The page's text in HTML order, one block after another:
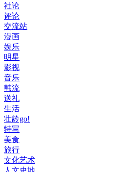
社论
评论
交流站
漫画
娱乐
明星
影视
音乐
韩流
送礼
生活
壮龄go!
特写
美食
旅行
文化艺术
人文史地